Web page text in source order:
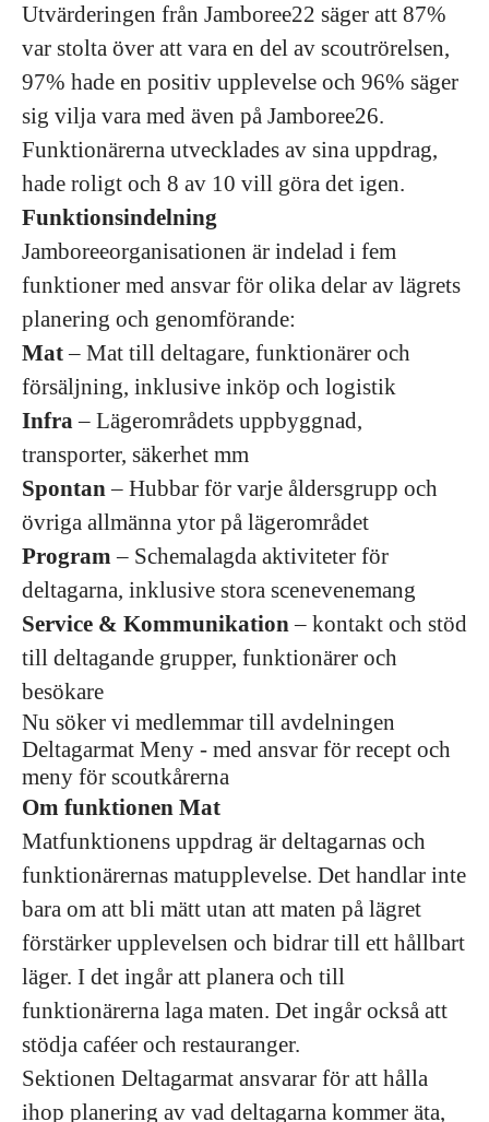
Utvärderingen från Jamboree22 säger att 87%
var stolta över att vara en del av scoutrörelsen,
97% hade en positiv upplevelse och 96% säger
sig vilja vara med även på Jamboree26.
Funktionärerna utvecklades av sina uppdrag,
hade roligt och 8 av 10 vill göra det igen.
Funktionsindelning
Jamboreeorganisationen är indelad i fem
funktioner med ansvar för olika delar av lägrets
planering och genomförande:
Mat– Mat till deltagare, funktionärer och
försäljning, inklusive inköp och logistik
Infra– Lägerområdets uppbyggnad,
transporter, säkerhet mm
Spontan– Hubbar för varje åldersgrupp och
övriga allmänna ytor på lägerområdet
Program – Schemalagda aktiviteter för
deltagarna, inklusive stora scenevenemang
Service & Kommunikation– kontakt och stöd
till deltagande grupper, funktionärer och
besökare
Nu söker vi medlemmar till avdelningen
Deltagarmat Meny - med ansvar för recept och
meny för scoutkårerna
Om funktionen Mat
Matfunktionens uppdrag är deltagarnas och
funktionärernas matupplevelse. Det handlar inte
bara om att bli mätt utan att maten på lägret
förstärker upplevelsen och bidrar till ett hållbart
läger. I det ingår att planera och till
funktionärerna laga maten. Det ingår också att
stödja caféer och restauranger.
Sektionen Deltagarmat ansvarar för att hålla
ihop planering av vad deltagarna kommer äta,